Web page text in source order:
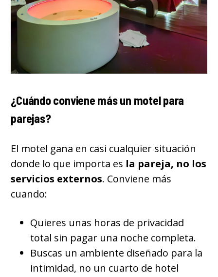
¿Cuándo conviene más un motel para
parejas?
El motel gana en casi cualquier situación
donde lo que importa es la pareja, no los
servicios externos. Conviene más
cuando:
Quieres unas horas de privacidad
total sin pagar una noche completa.
Buscas un ambiente diseñado para la
intimidad, no un cuarto de hotel